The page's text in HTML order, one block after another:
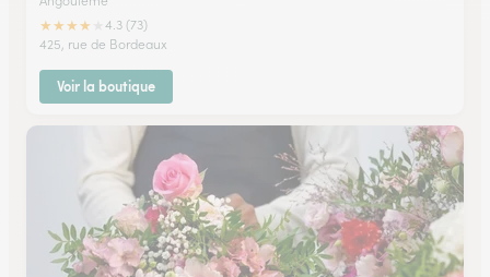
★★★★
4.3 (73)
425, rue de Bordeaux
Voir la boutique